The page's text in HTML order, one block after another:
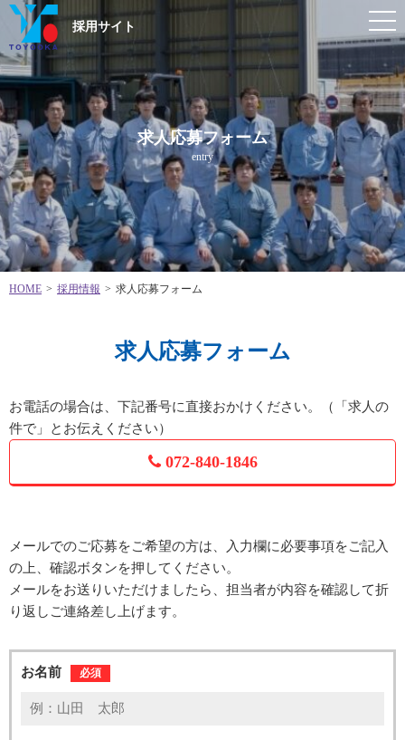
採用サイト
求人応募フォーム
entry
HOME > 採用情報 > 求人応募フォーム
求人応募フォーム
お電話の場合は、下記番号に直接おかけください。（「求人の
件で」とお伝えください）
072-840-1846
メールでのご応募をご希望の方は、入力欄に必要事項をご記入
の上、確認ボタンを押してください。
メールをお送りいただけましたら、担当者が内容を確認して折
り返しご連絡差し上げます。
お名前 必須